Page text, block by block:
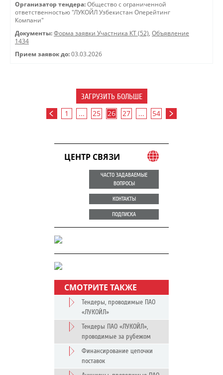
Организатор тендера: Общество с ограниченной
ответственностью "ЛУКОЙЛ Узбекистан Оперейтинг
Компани"
Документы: Форма заявки Участника КТ (52), Объявление
1434
Прием заявок до: 03.03.2026
ЗАГРУЗИТЬ БОЛЬШЕ
1 ... 25 26 27 ... 54
ЦЕНТР СВЯЗИ
ЧАСТО ЗАДАВАЕМЫЕ
ВОПРОСЫ
КОНТАКТЫ
ПОДПИСКА
СМОТРИТЕ ТАКЖЕ
Тендеры, проводимые ПАО
«ЛУКОЙЛ»
Тендеры ПАО «ЛУКОЙЛ»,
проводимые за рубежом
Финансирование цепочки
поставок